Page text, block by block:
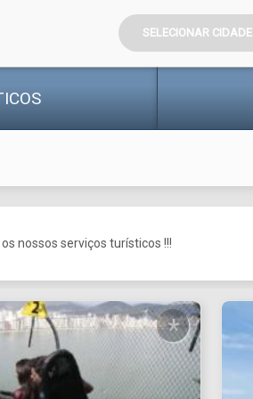
SELECIONAR CIDADE
nossos serviços turísticos !!!
*